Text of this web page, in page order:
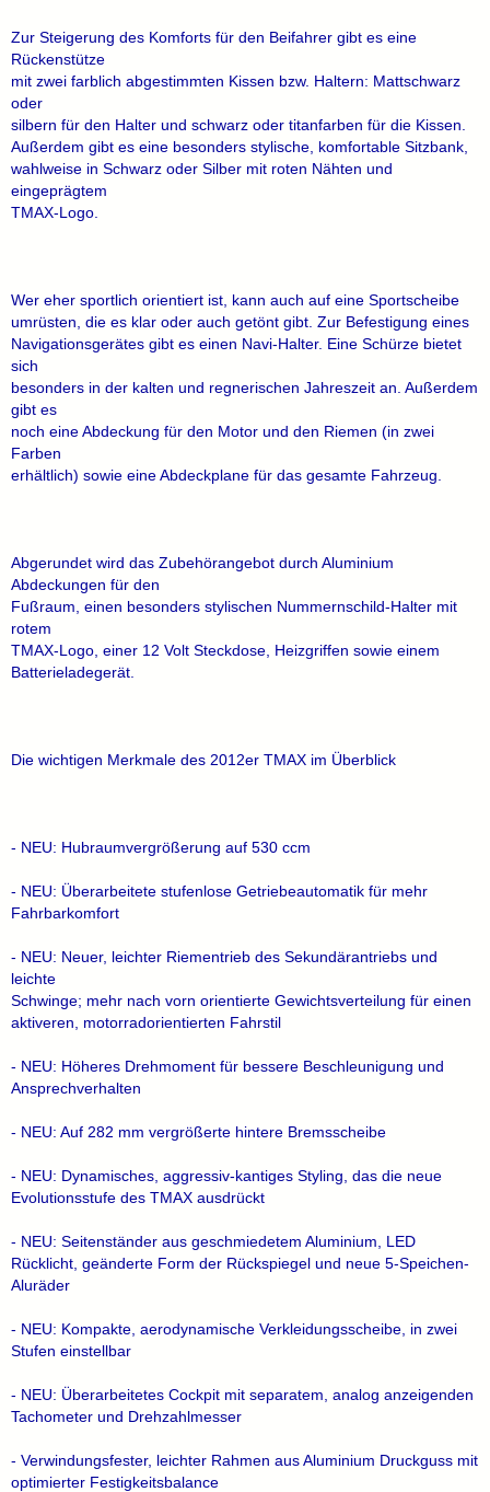
Zur Steigerung des Komforts für den Beifahrer gibt es eine
Rückenstütze
mit zwei farblich abgestimmten Kissen bzw. Haltern: Mattschwarz
oder
silbern für den Halter und schwarz oder titanfarben für die Kissen.
Außerdem gibt es eine besonders stylische, komfortable Sitzbank,
wahlweise in Schwarz oder Silber mit roten Nähten und
eingeprägtem
TMAX-Logo.
Wer eher sportlich orientiert ist, kann auch auf eine Sportscheibe
umrüsten, die es klar oder auch getönt gibt. Zur Befestigung eines
Navigationsgerätes gibt es einen Navi-Halter. Eine Schürze bietet
sich
besonders in der kalten und regnerischen Jahreszeit an. Außerdem
gibt es
noch eine Abdeckung für den Motor und den Riemen (in zwei
Farben
erhältlich) sowie eine Abdeckplane für das gesamte Fahrzeug.
Abgerundet wird das Zubehörangebot durch Aluminium
Abdeckungen für den
Fußraum, einen besonders stylischen Nummernschild-Halter mit
rotem
TMAX-Logo, einer 12 Volt Steckdose, Heizgriffen sowie einem
Batterieladegerät.
Die wichtigen Merkmale des 2012er TMAX im Überblick
- NEU: Hubraumvergrößerung auf 530 ccm
- NEU: Überarbeitete stufenlose Getriebeautomatik für mehr
Fahrbarkomfort
- NEU: Neuer, leichter Riementrieb des Sekundärantriebs und
leichte
Schwinge; mehr nach vorn orientierte Gewichtsverteilung für einen
aktiveren, motorradorientierten Fahrstil
- NEU: Höheres Drehmoment für bessere Beschleunigung und
Ansprechverhalten
- NEU: Auf 282 mm vergrößerte hintere Bremsscheibe
- NEU: Dynamisches, aggressiv-kantiges Styling, das die neue
Evolutionsstufe des TMAX ausdrückt
- NEU: Seitenständer aus geschmiedetem Aluminium, LED
Rücklicht, geänderte Form der Rückspiegel und neue 5-Speichen-
Aluräder
- NEU: Kompakte, aerodynamische Verkleidungsscheibe, in zwei
Stufen einstellbar
- NEU: Überarbeitetes Cockpit mit separatem, analog anzeigenden
Tachometer und Drehzahlmesser
- Verwindungsfester, leichter Rahmen aus Aluminium Druckguss mit
optimierter Festigkeitsbalance